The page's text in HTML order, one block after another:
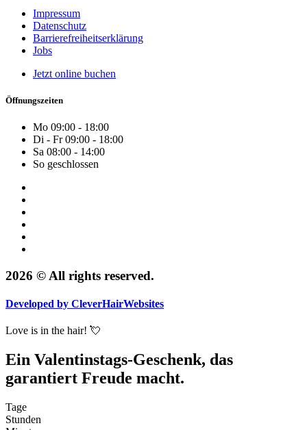
Impressum
Datenschutz
Barrierefreiheitserklärung
Jobs
Jetzt online buchen
Öffnungszeiten
Mo 09:00 - 18:00
Di - Fr09:00 - 18:00
Sa 08:00 - 14:00
So geschlossen
2026 © All rights reserved.
Developed by CleverHairWebsites
Love is in the hair! 💘
Ein Valentinstags-Geschenk, das
garantiert Freude macht.
Tage
Stunden